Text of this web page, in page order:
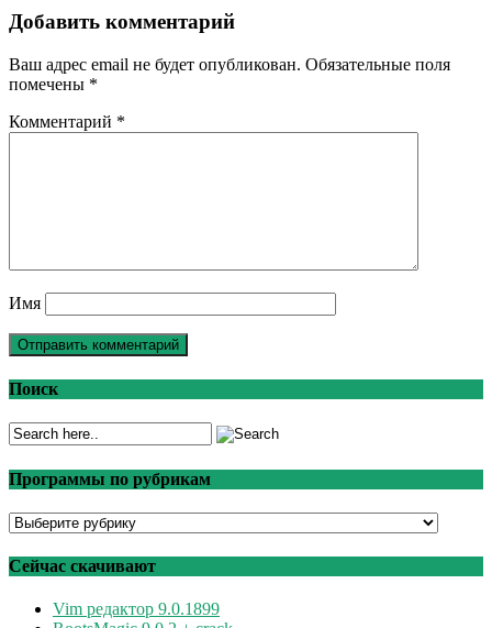
Добавить комментарий
Ваш адрес email не будет опубликован. Обязательные поля
помечены *
Комментарий *
Имя
Поиск
Программы по рубрикам
Программы
рубрикам
Сейчас скачивают
Vim редактор 9.0.1899